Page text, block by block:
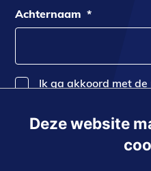
Deze website
Achternaam *
Ik ga akkoord met
Inschrijven